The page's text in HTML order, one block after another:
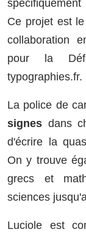
Ce projet est
collaboration
pour la
typographies.fr.
La police de
signes dans
d'écrire la
On y trouve
grecs et
sciences
Luciole est